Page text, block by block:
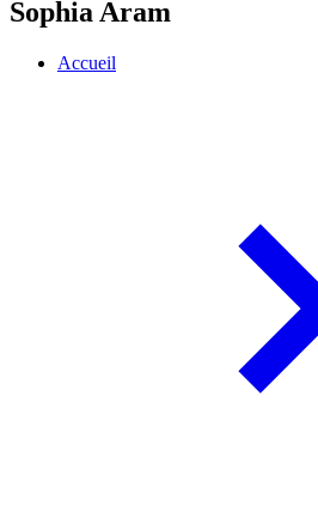
Sophia Aram
Accueil